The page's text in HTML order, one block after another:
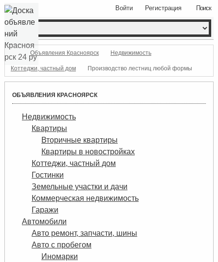
Поиск
Войти Регистрация
Объявления Красноярск Недвижимость
Коттеджи, частный дом Производство лестниц любой формы
ОБЪЯВЛЕНИЯ КРАСНОЯРСК
Недвижимость
Квартиры
Вторичные квартиры
Квартиры в новостройках
Коттеджи, частный дом
Гостинки
Земельные участки и дачи
Коммерческая недвижимость
Гаражи
Автомобили
Авто ремонт, запчасти, шины
Авто с пробегом
Иномарки